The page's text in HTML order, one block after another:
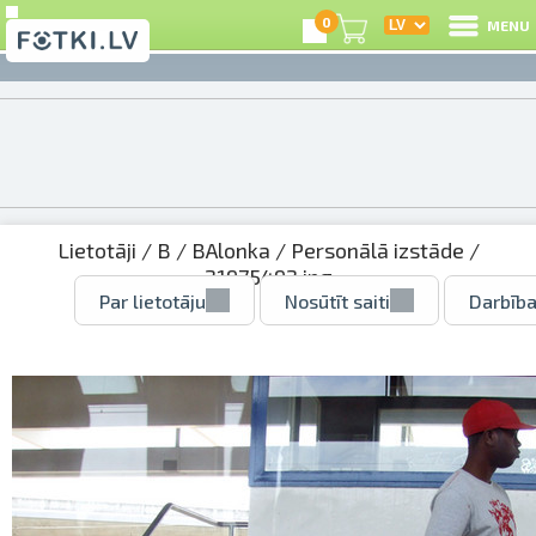
0 MENU
Lietotāji / B / BAlonka / Personālā izstāde /
21975492.jpg
Par lietotāju Nosūtīt saiti